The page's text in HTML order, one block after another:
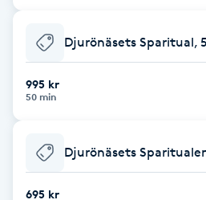
Enzympeeling
Extensions borttagning
Eyeliner-tatuering
Djurönäsets Sparitual,
995 kr
50 min
Djurönäsets
695 kr